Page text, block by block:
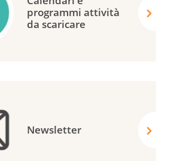
programmi attività
da scaricare
Newsletter